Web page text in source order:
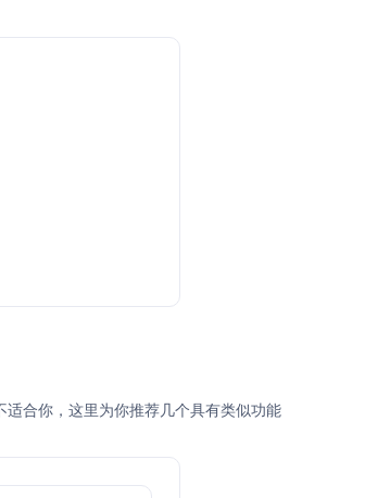
适合你，这里为你推荐几个具有类似功能